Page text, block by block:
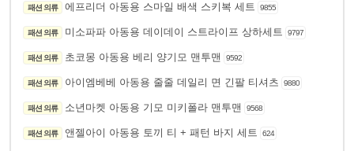
패션 의류 에프리더 아동용 스마일 배색 스키복 세트 9855
패션 의류 미소파파 아동용 데이데이 스트라이프 상하세트 9797
패션 의류 초코몽 아동용 베리 양기모 맨투맨 9592
패션 의류 아이엠베베 아동용 줄줄 데일리 면 긴팔 티셔츠 9880
패션 의류 소년마켓 아동용 기모 미키폴라 맨투맨 9568
패션 의류 앤젤아이 아동용 토끼 티 + 패턴 바지 세트 624